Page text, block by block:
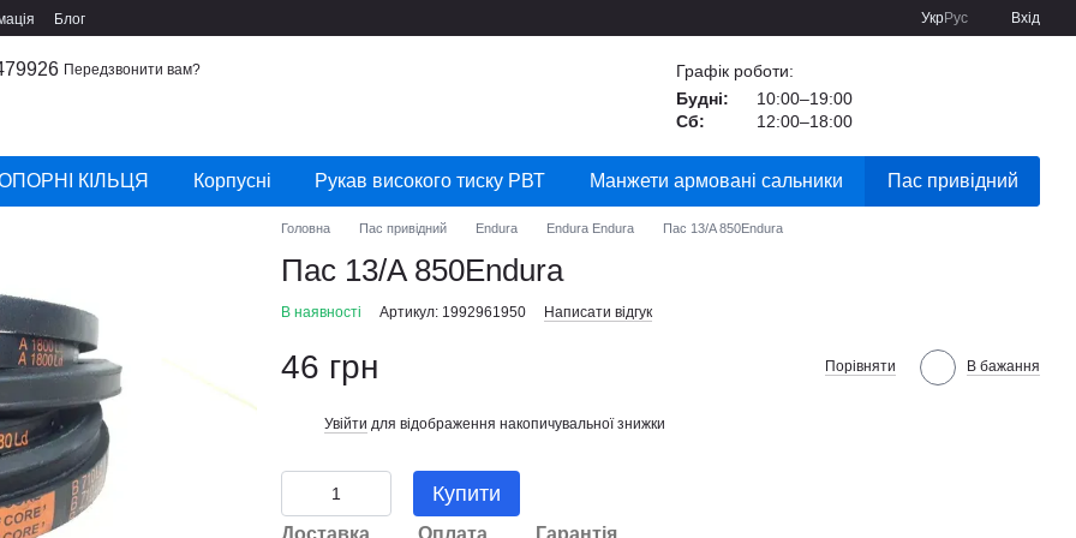
Блог УкрРус Вхід
Передзвонити вам?
Графік роботи:
Будні:
10:00–19:00
Сб:
12:00–18:00
КІЛЬЦЯ Корпусні Рукав високого тиску РВТ Манжети армовані сальники Пас привідний
Головна Пас привідний Endura Endura Endura Пас 13/A 850Endura
Пас 13/A 850Endura
В наявності Артикул: 1992961950 Написати відгук
46 грн Порівняти В бажання
Увійти для відображення накопичувальної знижки
Купити
Доставка Оплата Гарантія